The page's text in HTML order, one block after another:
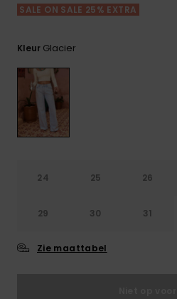
Playsuits
VERLANGLIJST
SALE ON SALE 25% EXTRA
Kleur Glacier
24 25 26
29 30 31
Zie maattabel